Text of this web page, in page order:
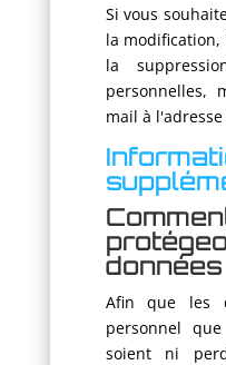
Si vous
la
la
personnelles,
mail à
données
Afin que les
personnel
soient ni